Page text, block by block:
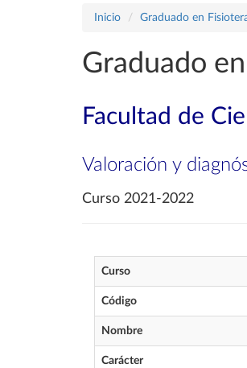
Inicio Graduado en
Graduado
Facultad de
Valoración y
Curso 2021-2022
Curso
Código
Nombre
Carácter